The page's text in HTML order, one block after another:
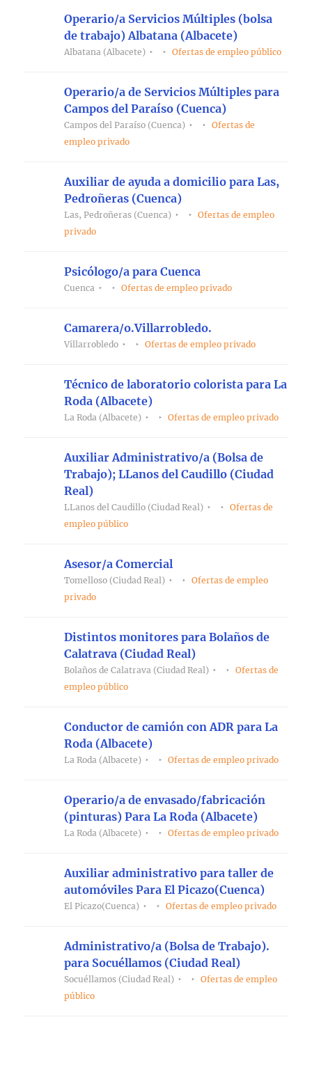
Operario/a Servicios Múltiples (bolsa
de trabajo) Albatana (Albacete)
Albatana (Albacete) Ofertas de empleo público
Operario/a de Servicios Múltiples para
Campos del Paraíso (Cuenca)
Campos del Paraíso (Cuenca)
Ofertas de
empleo privado
Auxiliar de ayuda a domicilio para Las,
Pedroñeras (Cuenca)
Las, Pedroñeras (Cuenca)
Ofertas de empleo
privado
Psicólogo/a para Cuenca
Cuenca Ofertas de empleo privado
Camarera/o.Villarrobledo.
Villarrobledo Ofertas de empleo privado
Técnico de laboratorio colorista para La
Roda (Albacete)
La Roda (Albacete) Ofertas de empleo privado
Auxiliar Administrativo/a (Bolsa de
Trabajo); LLanos del Caudillo (Ciudad
Real)
LLanos del Caudillo (Ciudad Real)
Ofertas de
empleo público
Asesor/a Comercial
Tomelloso (Ciudad Real)
Ofertas de empleo
privado
Distintos monitores para Bolaños de
Calatrava (Ciudad Real)
Bolaños de Calatrava (Ciudad Real)
Ofertas de
empleo público
Conductor de camión con ADR para La
Roda (Albacete)
La Roda (Albacete) Ofertas de empleo privado
Operario/a de envasado/fabricación
(pinturas) Para La Roda (Albacete)
La Roda (Albacete) Ofertas de empleo privado
Auxiliar administrativo para taller de
automóviles Para El Picazo(Cuenca)
El Picazo(Cuenca) Ofertas de empleo privado
Administrativo/a (Bolsa de Trabajo).
para Socuéllamos (Ciudad Real)
Socuéllamos (Ciudad Real)
Ofertas de empleo
público